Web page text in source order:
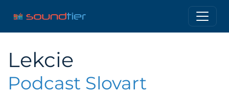
Lekcie
Podcast Slovart